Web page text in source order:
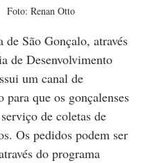
Foto: Renan Otto
de São Gonçalo, através
de Desenvolvimento
um canal de
para que os gonçalenses
de coletas de
Os pedidos podem ser
do programa